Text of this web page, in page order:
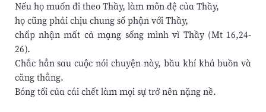
Nếu họ muốn đi theo Thầy, làm môn đệ của Thầy,
họ cũng phải chịu chung số phận với Thầy,
chấp nhận mất cả mạng sống mình vì Thầy (Mt 16,24-
26).
Chắc hẳn sau cuộc nói chuyện này, bầu khí khá buồn và
căng thẳng.
Bóng tối của cái chết làm mọi sự trở nên nặng nề.